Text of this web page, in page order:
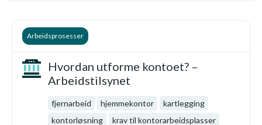
Hvordan utforme kontoet? –
Arbeidstilsynet
fjernarbeid hjemmekontor
kartlegging
kontorløsning
krav til kontorarbeidsplasser
Arbeidsprosesser